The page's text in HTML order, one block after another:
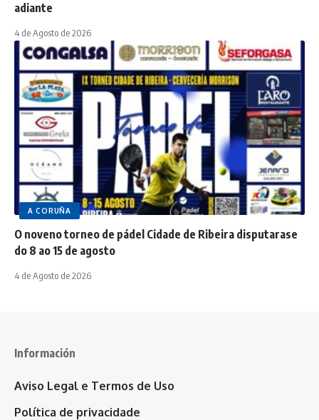
adiante
4 de Agosto de 2026
A CORUÑA
O noveno torneo de pádel Cidade de Ribeira disputarase
do 8 ao 15 de agosto
4 de Agosto de 2026
Información
Aviso Legal e Termos de Uso
Política de privacidade